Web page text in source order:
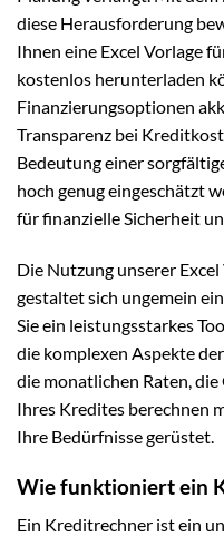
diese Herausforderung
Ihnen eine Excel Vorlage
kostenlos herunterladen
Finanzierungsoptionen
Transparenz bei
Bedeutung einer
hoch genug eingeschätzt
für finanzielle Sicherheit
Die Nutzung unserer
gestaltet sich ungemein
Sie ein leistungsstarkes
die komplexen Aspekte
die monatlichen Raten,
Ihres Kredites berechnen
Ihre Bedürfnisse gerüstet.
Wie funktioniert ein
Ein Kreditrechner ist ein